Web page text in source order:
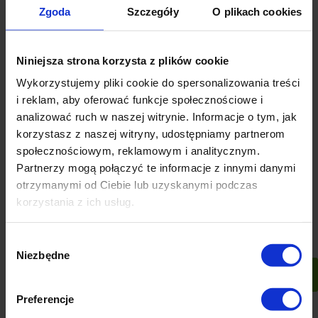
Zgoda Szczegóły O plikach cookies
Niniejsza strona korzysta z plików cookie
Wykorzystujemy pliki cookie do spersonalizowania treści
i reklam, aby oferować funkcje społecznościowe i
analizować ruch w naszej witrynie. Informacje o tym, jak
korzystasz z naszej witryny, udostępniamy partnerom
społecznościowym, reklamowym i analitycznym.
Partnerzy mogą połączyć te informacje z innymi danymi
otrzymanymi od Ciebie lub uzyskanymi podczas
korzystania z ich usług.
zgody
Niezbędne
Preferencje
orzechów
420 ocen
8,90 zł
222 oceny
8,90 zł
do koszyka